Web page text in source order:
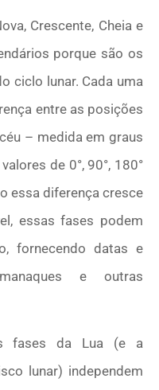
Crescente, Cheia e
porque são os
ciclo lunar. Cada uma
entre as posições
– medida em graus
de 0°, 90°, 180°
essa diferença cresce
essas fases podem
fornecendo datas e
e outras
fases da Lua (e a
lunar) independem